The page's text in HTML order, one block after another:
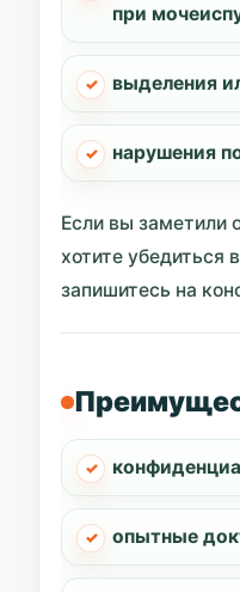
при
выделения
нарушения
Если вы заметили
хотите убедиться
запишитесь на
опытные